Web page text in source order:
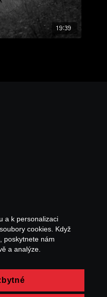
19:39
a k personalizaci
cookies. Když
poskytnete nám
a analýze.